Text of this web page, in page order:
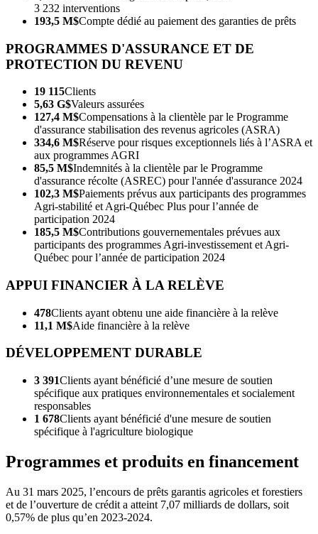
3 232 interventions
193,5 M$Compte dédié au paiement des garanties de prêts
PROGRAMMES D'ASSURANCE ET DE
PROTECTION DU REVENU
19 115Clients
5,63 G$Valeurs assurées
127,4 M$Compensations à la clientèle par le Programme
d'assurance stabilisation des revenus agricoles (ASRA)
334,6 M$Réserve pour risques exceptionnels liés à l’ASRA et
aux programmes AGRI
85,5 M$Indemnités à la clientèle par le Programme
d'assurance récolte (ASREC) pour l'année d'assurance 2024
102,3 M$Paiements prévus aux participants des programmes
Agri-stabilité et Agri-Québec Plus pour l’année de
participation 2024
185,5 M$Contributions gouvernementales prévues aux
participants des programmes Agri-investissement et Agri-
Québec pour l’année de participation 2024
APPUI FINANCIER À LA RELÈVE
478Clients ayant obtenu une aide financière à la relève
11,1 M$Aide financière à la relève
DÉVELOPPEMENT DURABLE
3 391Clients ayant bénéficié d’une mesure de soutien
spécifique aux pratiques environnementales et socialement
responsables
1 678Clients ayant bénéficié d'une mesure de soutien
spécifique à l'agriculture biologique
Programmes et produits en financement
Au 31 mars 2025, l’encours de prêts garantis agricoles et forestiers
et de l’ouverture de crédit a atteint 7,07 milliards de dollars, soit
0,57% de plus qu’en 2023-2024.